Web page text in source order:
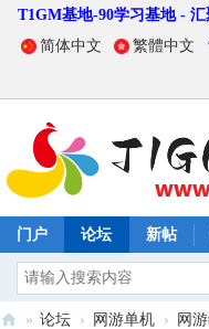
T1GM基地-90学习基地 -
简体中文
繁體中文
门户 论坛 新帖
» 论坛 › 网游单机 › 网